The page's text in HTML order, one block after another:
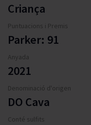
Criança
Puntuacions i Premis
Parker: 91
Anyada
2021
Denominació d'origen
DO Cava
Conté sulfits